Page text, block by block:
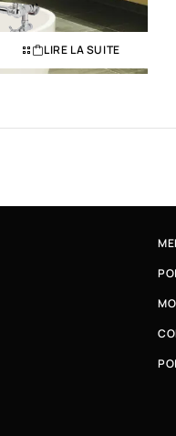
LIRE LA SUITE